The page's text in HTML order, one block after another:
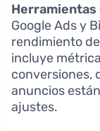
Herramientas
Google Ads y
rendimiento
incluye
conversiones,
anuncios
ajustes.